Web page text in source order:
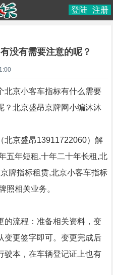
登陆 注册
没有需要注意的呢？
北京小客车指标有什么需要
？北京盛昂京牌网小编沐沐
北京盛昂13911722060）解
五年短租,十年二十年长租,北
牌指标租赁,北京小客车指标
照相关业务。
流程：准备相关资料，变
变更签字即可。变更完成后
驶本，在车辆登记证上也有